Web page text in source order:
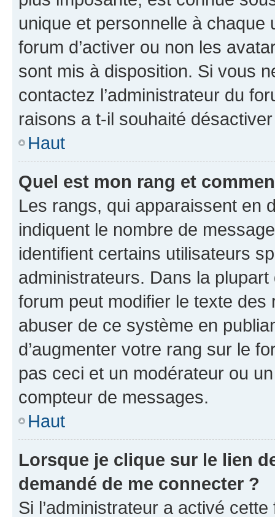
unique et personnelle à chaque
forum d’activer ou non les
sont mis à disposition. Si vous
contactez l’administrateur du
raisons a t-il souhaité
Haut
Quel est mon rang et
Les rangs, qui apparaissent en
indiquent le nombre de
identifient certains utilisateurs
administrateurs. Dans la
forum peut modifier le texte
abuser de ce système en
d’augmenter votre rang sur le
pas ceci et un modérateur ou
compteur de messages.
Haut
Lorsque je clique sur le lien
demandé de me connecter ?
Si l’administrateur a activé